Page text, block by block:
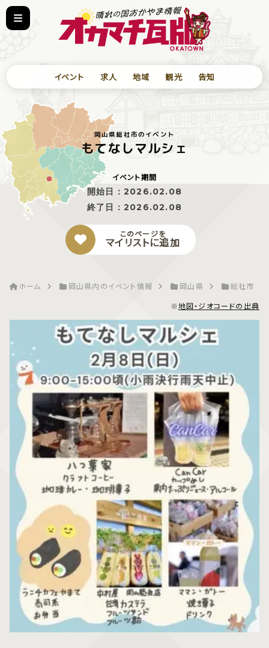
イベント 求人 地域 観光 告知
岡山県総社市のイベント
もてなしマルシェ
イベント期間
開始日： 2026.02.08
終了日： 2026.02.08
このページを
マイリストに追加
ホーム 岡山県内のイベント情報 岡山県
総社市
※地図・ジオコードの出典